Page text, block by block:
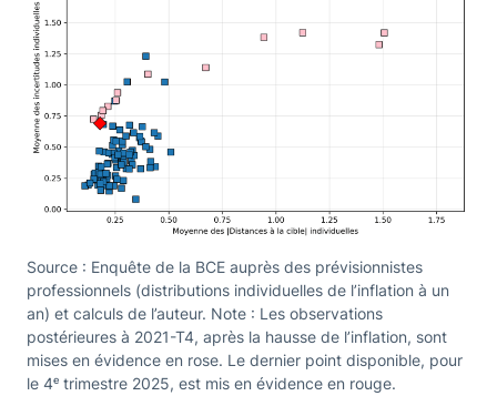
Source : Enquête de la BCE auprès des prévisionnistes
professionnels (distributions individuelles de l’inflation à un
an) et calculs de l’auteur. Note : Les observations
postérieures à 2021-T4, après la hausse de l’inflation, sont
mises en évidence en rose. Le dernier point disponible, pour
le 4ᵉ trimestre 2025, est mis en évidence en rouge.